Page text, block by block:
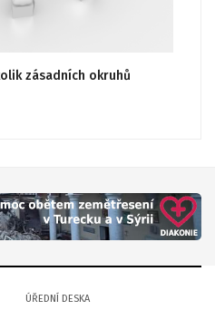
zásadních okruhů
ÚŘEDNÍ DESKA